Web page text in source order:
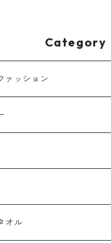
Category
ァッション
オル